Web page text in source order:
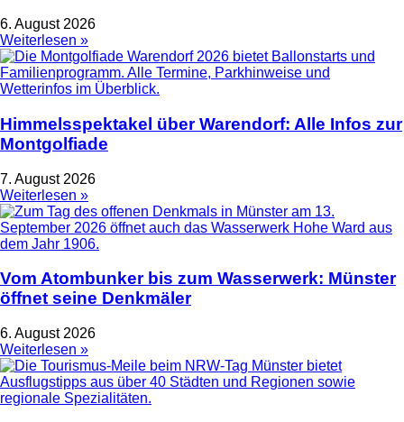
6. August 2026
Weiterlesen »
Himmelsspektakel über Warendorf: Alle Infos zur
Montgolfiade
7. August 2026
Weiterlesen »
Vom Atombunker bis zum Wasserwerk: Münster
öffnet seine Denkmäler
6. August 2026
Weiterlesen »